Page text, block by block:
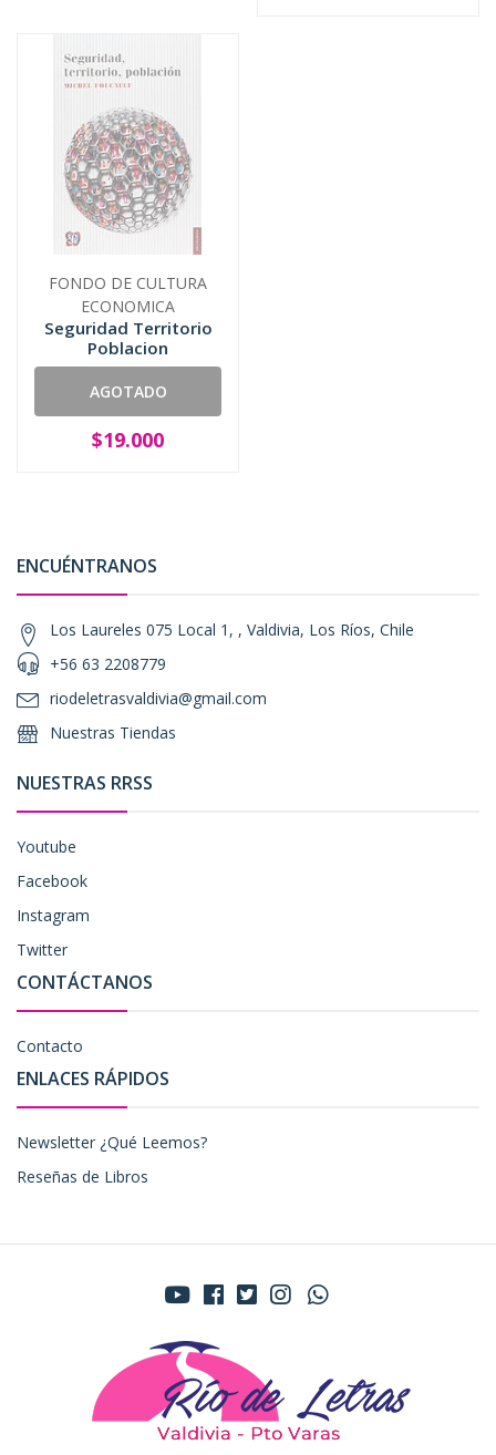
FONDO DE CULTURA
ECONOMICA
Seguridad Territorio
Poblacion
AGOTADO
$19.000
ENCUÉNTRANOS
Los Laureles 075 Local 1, , Valdivia, Los Ríos, Chile
+56 63 2208779
riodeletrasvaldivia@gmail.com
Nuestras Tiendas
NUESTRAS RRSS
Youtube
Facebook
Instagram
Twitter
CONTÁCTANOS
Contacto
ENLACES RÁPIDOS
Newsletter ¿Qué Leemos?
Reseñas de Libros